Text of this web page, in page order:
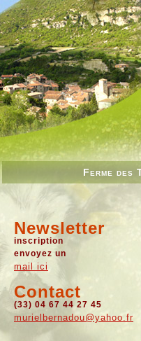
Ferme des
Newsletter
inscription
envoyez un
mail ici
Contact
(33) 04 67 44 27 45
murielbernadou@yahoo.fr